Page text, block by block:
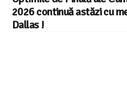
2026 continuă astăzi cu
Dallas !